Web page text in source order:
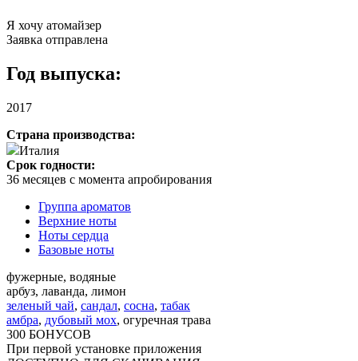
Я хочу атомайзер
Заявка отправлена
Год выпуска:
2017
Страна производства:
Италия
Срок годности:
36 месяцев с момента апробирования
Группа ароматов
Верхние ноты
Ноты сердца
Базовые ноты
фужерные, водяные
арбуз, лаванда, лимон
зеленый чай, сандал, сосна, табак
амбра, дубовый мох, огуречная трава
300 БОНУСОВ
При первой установке приложения